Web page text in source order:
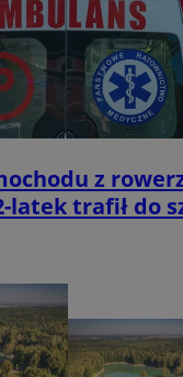
z
latek trafił do